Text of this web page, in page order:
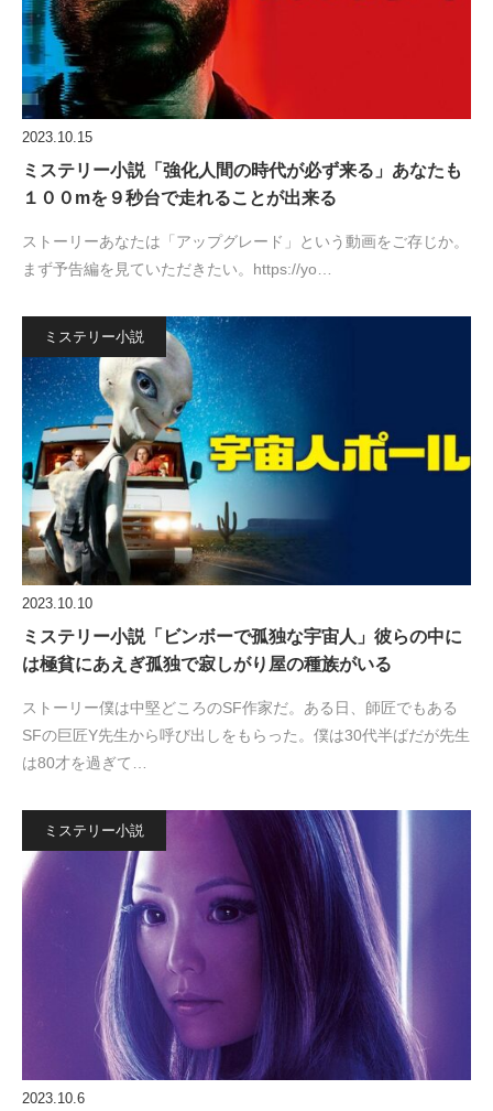
2023.10.15
ミステリー小説「強化人間の時代が必ず来る」あなたも
１００mを９秒台で走れることが出来る
ストーリーあなたは「アップグレード」という動画をご存じか。
まず予告編を見ていただきたい。https://yo…
ミステリー小説
2023.10.10
ミステリー小説「ビンボーで孤独な宇宙人」彼らの中に
は極貧にあえぎ孤独で寂しがり屋の種族がいる
ストーリー僕は中堅どころのSF作家だ。ある日、師匠でもある
SFの巨匠Y先生から呼び出しをもらった。僕は30代半ばだが先生
は80才を過ぎて…
ミステリー小説
2023.10.6